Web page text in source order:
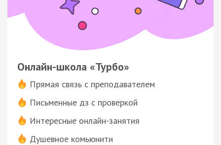
Онлайн-школа «Турбо»
Прямая связь с преподавателем
Письменные дз с проверкой
Интересные онлайн-занятия
Душевное комьюнити